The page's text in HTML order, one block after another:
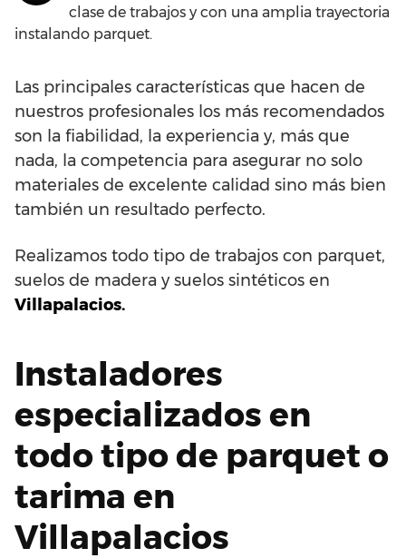
clase de trabajos y con una amplia trayectoria
instalando parquet.
Las principales características que hacen de
nuestros profesionales los más recomendados
son la fiabilidad, la experiencia y, más que
nada, la competencia para asegurar no solo
materiales de excelente calidad sino más bien
también un resultado perfecto.
Realizamos todo tipo de trabajos con parquet,
suelos de madera y suelos sintéticos en
Villapalacios.
Instaladores
especializados en
todo tipo de parquet o
tarima en
Villapalacios